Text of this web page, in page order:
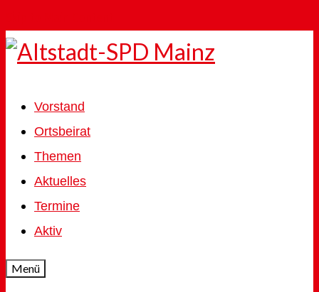
Vorstand
Ortsbeirat
Themen
Aktuelles
Termine
Aktiv
Menü